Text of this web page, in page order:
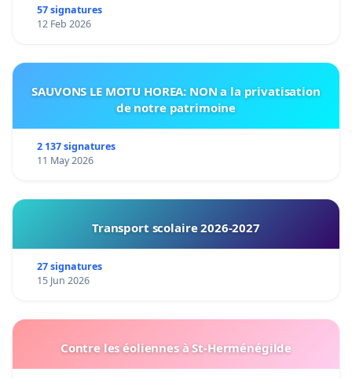
57 signatures
12 Feb 2026
SAUVONS LE MOTU HOREA: NON a la privatisation
de notre patrimoine
2 137 signatures
11 May 2026
Transport scolaire 2026-2027
27 signatures
15 Jun 2026
Contre les éoliennes à St-Herménégilde